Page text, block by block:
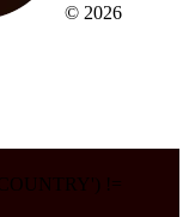
© 2026
!=